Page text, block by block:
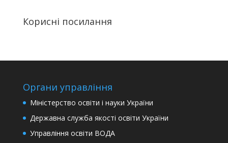
Корисні посилання
Органи управління
Міністерство освіти і науки України
Державна служба якості освіти України
Управління освіти ВОДА